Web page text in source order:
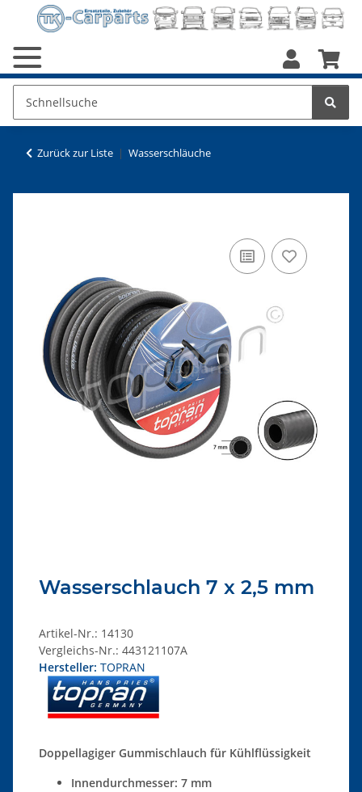
Zurück zur Liste Wasserschläuche
Wasserschlauch 7 x 2,5 mm
Artikel-Nr.: 14130
Vergleichs-Nr.: 443121107A
Hersteller: TOPRAN
Doppellagiger Gummischlauch für Kühlflüssigkeit
Innendurchmesser: 7 mm